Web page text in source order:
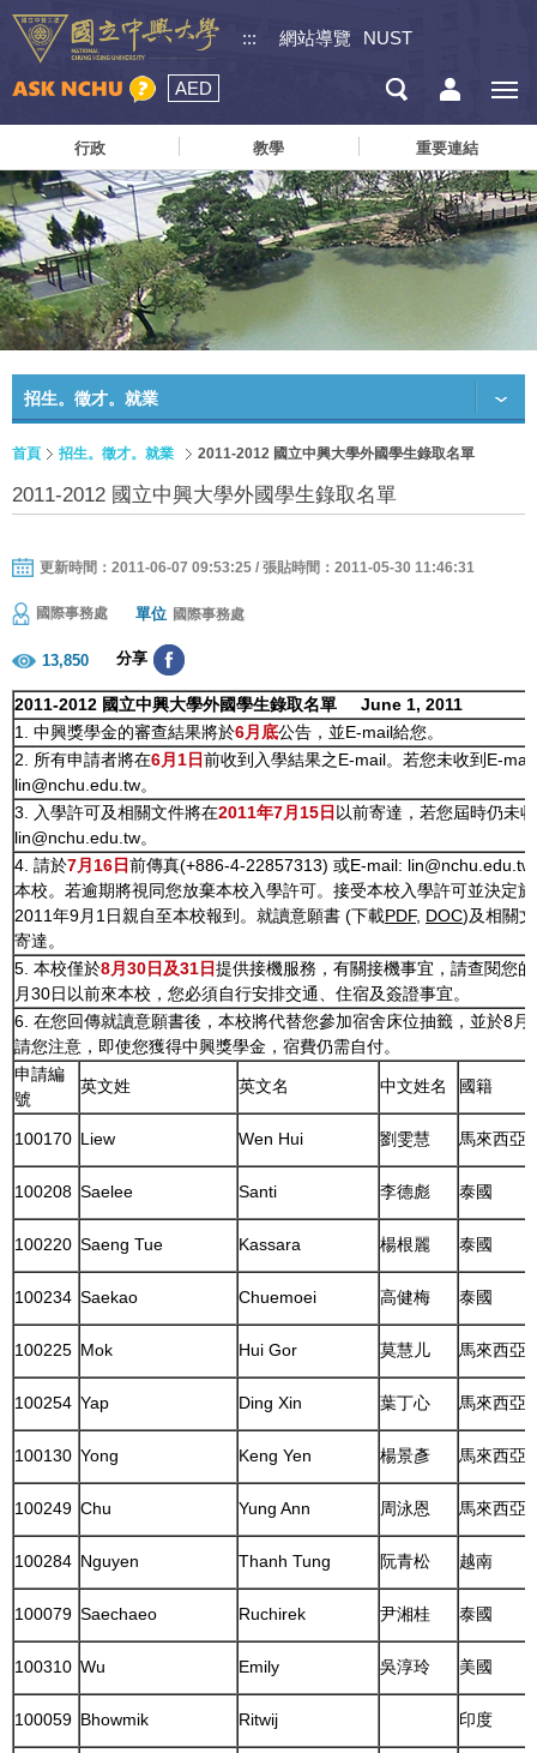
::: 網站導覽 NUST
AED
行政 教學 重要連結
招生。徵才。就業
首頁 招生。徵才。就業 2011-2012 國立中興大學外國學生錄取名單
2011-2012 國立中興大學外國學生錄取名單
更新時間：2011-06-07 09:53:25 / 張貼時間：2011-05-30 11:46:31
國際事務處 單位 國際事務處
13,850 分享
2011-2012 國立中興大學外國學生錄取名單 June 1, 2011
1. 中興獎學金的審查結果將於6月底公告，並E-mail給您。
2. 所有申請者將在6月1日前收到入學結果之E-mail。若您未收到E-
lin@nchu.edu.tw。
3. 入學許可及相關文件將在2011年7月15日 以前寄達，若您屆時仍未
lin@nchu.edu.tw。
4. 請於7月16日前傳真(+886-4-22857313) 或E-mail:
本校。若逾期將視同您放棄本校入學許可。接受本校入學許可並決定
2011年9月1日親自至本校報到。就讀意願書 (下載PDF, DOC)及相關
寄達。
5. 本校僅於8月30日及31日提供接機服務，有關接機事宜，請查閱您
月30日以前來本校，您必須自行安排交通、住宿及簽證事宜。
6. 在您回傳就讀意願書後，本校將代替您參加宿舍床位抽籤，並於8月
請您注意，即使您獲得中興獎學金，宿費仍需自付。
申請編
號
英文姓 英文名 中文姓名 國籍
100170 Liew Wen Hui 劉雯慧 馬來西亞
100208 Saelee Santi 李德彪 泰國
100220 Saeng Tue Kassara 楊根麗 泰國
100234 Saekao Chuemoei 高健梅 泰國
100225 Mok Hui Gor 莫慧儿 馬來西亞
100254 Yap Ding Xin 葉丁心 馬來西亞
100130 Yong Keng Yen 楊景彥 馬來西亞
100249 Chu Yung Ann 周泳恩 馬來西亞
100284 Nguyen Thanh Tung 阮青松 越南
100079 Saechaeo Ruchirek 尹湘桂 泰國
100310 Wu Emily 吳淳玲 美國
100059 Bhowmik Ritwij 印度